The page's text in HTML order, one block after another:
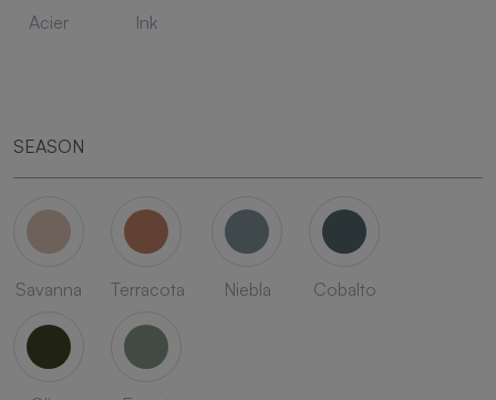
Acier Ink
SEASON
Savanna Terracota Niebla Cobalto